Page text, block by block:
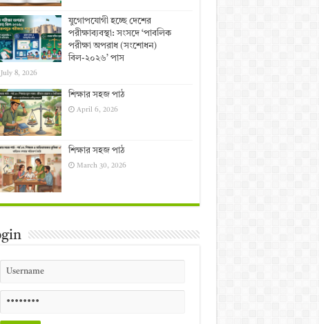
যুগোপযোগী হচ্ছে দেশের
পরীক্ষাব্যবস্থা: সংসদে ‘পাবলিক
পরীক্ষা অপরাধ (সংশোধন)
বিল-২০২৬’ পাস
July 8, 2026
শিক্ষার সহজ পাঠ
April 6, 2026
শিক্ষার সহজ পাঠ
March 30, 2026